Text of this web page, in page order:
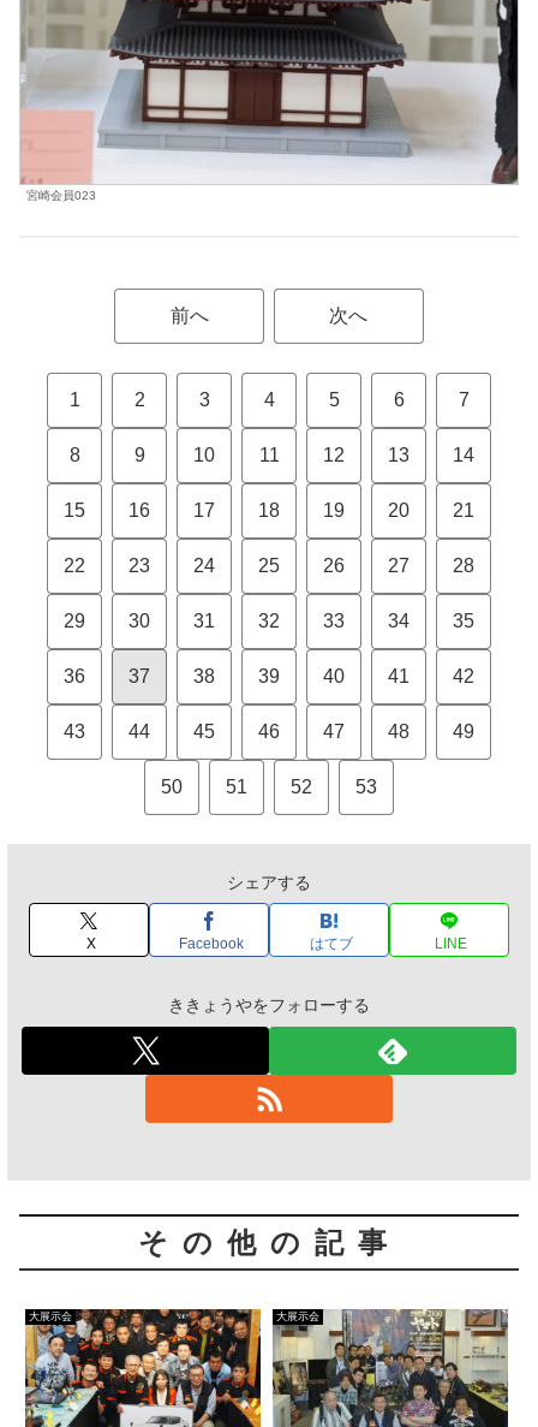
宮崎会員023
前へ 次へ
1 2 3 4 5 6 7
8 9 10 11 12 13 14
15 16 17 18 19 20 21
22 23 24 25 26 27 28
29 30 31 32 33 34 35
36 37 38 39 40 41 42
43 44 45 46 47 48 49
50 51 52 53
シェアする
X Facebook はてブ LINE
ききょうやをフォローする
その他の記事
大展示会 大展示会